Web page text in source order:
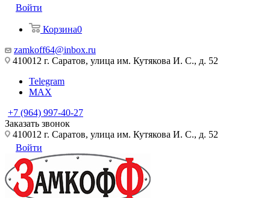
Войти
Корзина0
zamkoff64@inbox.ru
410012 г. Саратов, улица им. Кутякова И. С., д. 52
Telegram
MAX
+7 (964) 997-40-27
Заказать звонок
410012 г. Саратов, улица им. Кутякова И. С., д. 52
Войти